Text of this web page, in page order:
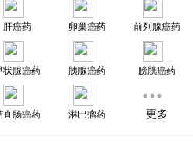
肝癌药 卵巢癌药 前列腺癌药
状腺癌药 胰腺癌药 膀胱癌药
直肠癌药 淋巴瘤药 更多